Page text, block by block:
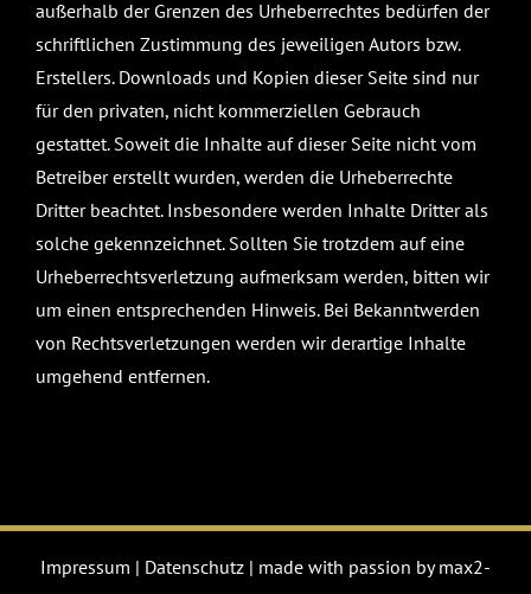
außerhalb der Grenzen des Urheberrechtes bedürfen der
schriftlichen Zustimmung des jeweiligen Autors bzw.
Erstellers. Downloads und Kopien dieser Seite sind nur
für den privaten, nicht kommerziellen Gebrauch
gestattet. Soweit die Inhalte auf dieser Seite nicht vom
Betreiber erstellt wurden, werden die Urheberrechte
Dritter beachtet. Insbesondere werden Inhalte Dritter als
solche gekennzeichnet. Sollten Sie trotzdem auf eine
Urheberrechtsverletzung aufmerksam werden, bitten wir
um einen entsprechenden Hinweis. Bei Bekanntwerden
von Rechtsverletzungen werden wir derartige Inhalte
umgehend entfernen.
Impressum | Datenschutz | made with passion by max2-